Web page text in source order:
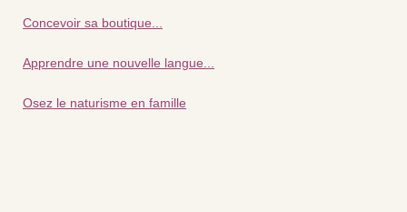
Concevoir sa boutique...
Apprendre une nouvelle langue...
Osez le naturisme en famille